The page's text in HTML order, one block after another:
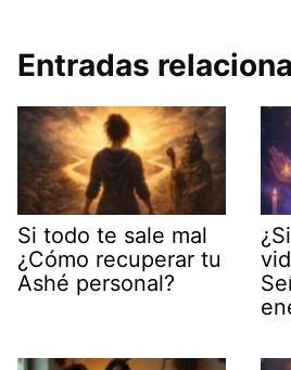
Entradas
Si todo te sale mal
¿Cómo recuperar tu
Ashé personal?